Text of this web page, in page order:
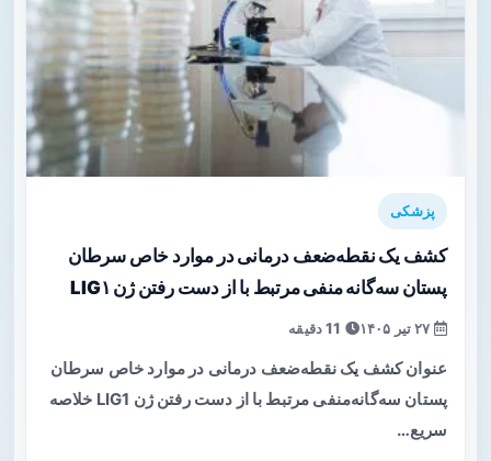
پزشکی
کشف یک نقطه‌ضعف درمانی در موارد خاص سرطان
پستان سه‌گانه منفی مرتبط با از دست رفتن ژن LIG۱
عنوان کشف یک نقطه‌ضعف درمانی در موارد خاص سرطان
پستان سه‌گانه‌منفی مرتبط با از دست رفتن ژن LIG1 خلاصه
سریع…